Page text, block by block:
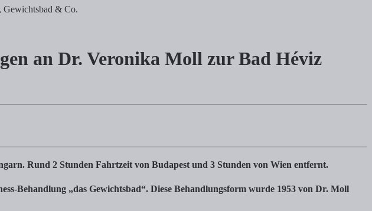
Gewichtsbad & Co.
Moll zur Bad Héviz Heilmethode, Gewichtsbad & Co.
2 Stunden Fahrtzeit von Budapest und 3 Stunden von Wien entfernt. Bad Héviz ist
an Dr. Veronika Moll zur Bad Héviz
Rund 2 Stunden Fahrtzeit von Budapest und 3 Stunden von Wien entfernt.
Behandlung „das Gewichtsbad“. Diese Behandlungsform wurde 1953 von Dr. Moll